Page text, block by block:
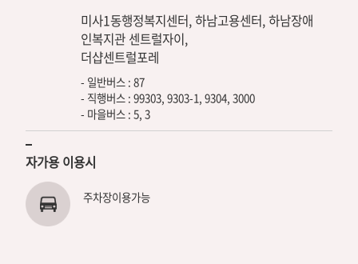
미사1동행정복지센터, 하남고용센터, 하남장애
인복지관 센트럴자이,
더샵센트럴포레
- 일반버스 : 87
- 직행버스 : 99303, 9303-1, 9304, 3000
- 마을버스 : 5, 3
자가용 이용시
주차장이용가능